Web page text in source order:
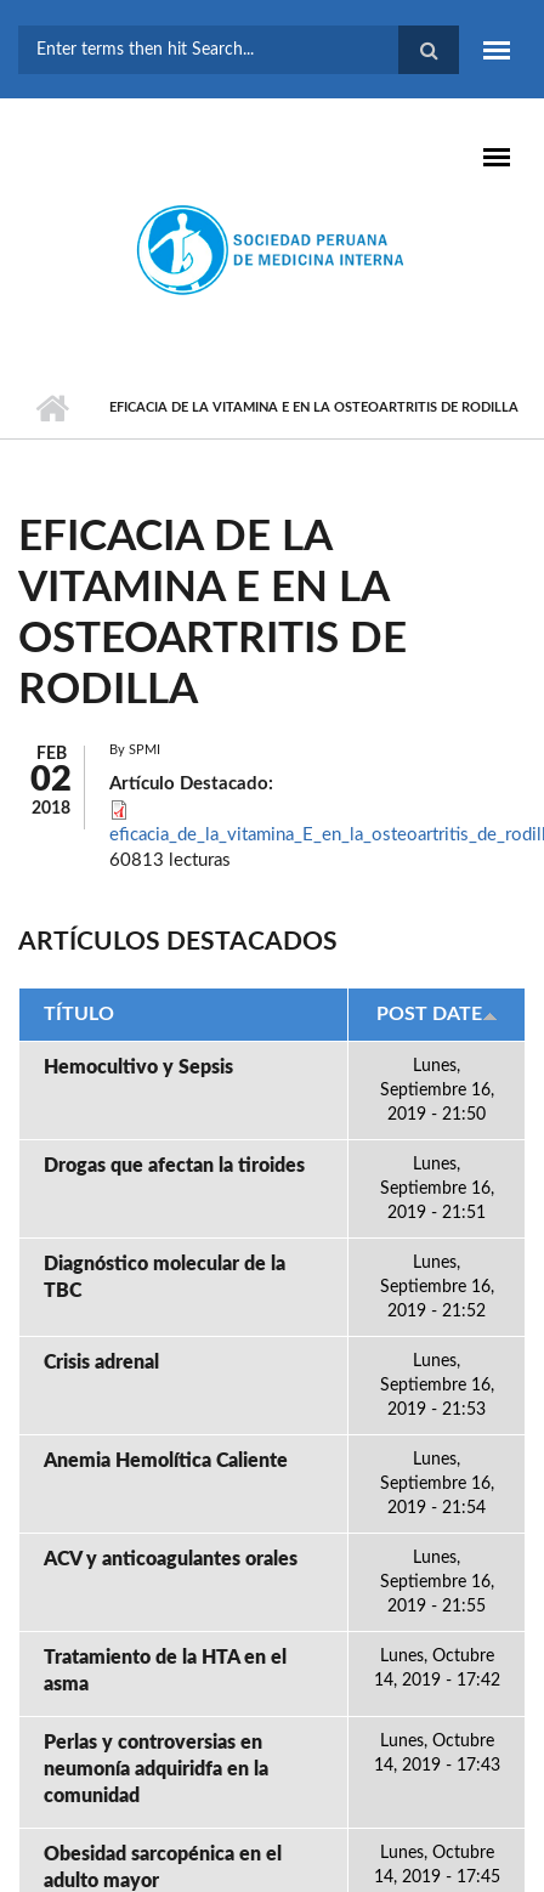
BÚSQUEDA
EFICACIA DE LA VITAMINA E EN LA OSTEOARTRITIS DE RODILLA
EFICACIA DE LA
VITAMINA E EN LA
OSTEOARTRITIS DE
RODILLA
FEB
02
2018
By SPMI
Artículo Destacado:
60813 lecturas
ARTÍCULOS DESTACADOS
TÍTULO POST DATE
Hemocultivo y Sepsis
Lunes,
Septiembre 16,
2019 - 21:50
Drogas que afectan la tiroides
Lunes,
Septiembre 16,
2019 - 21:51
Diagnóstico molecular de la
TBC
Lunes,
Septiembre 16,
2019 - 21:52
Crisis adrenal
Lunes,
Septiembre 16,
2019 - 21:53
Anemia Hemolítica Caliente
Lunes,
Septiembre 16,
2019 - 21:54
ACV y anticoagulantes orales
Lunes,
Septiembre 16,
2019 - 21:55
Tratamiento de la HTA en el
asma
Lunes, Octubre
14, 2019 - 17:42
Perlas y controversias en
neumonía adquiridfa en la
comunidad
Lunes, Octubre
14, 2019 - 17:43
Obesidad sarcopénica en el
adulto mayor
Lunes, Octubre
14, 2019 - 17:45